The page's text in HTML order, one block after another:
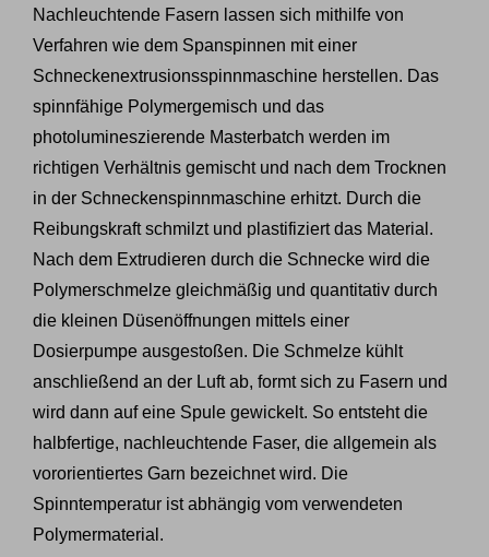
Nachleuchtende Fasern lassen sich mithilfe von
Verfahren wie dem Spanspinnen mit einer
Schneckenextrusionsspinnmaschine herstellen. Das
spinnfähige Polymergemisch und das
photolumineszierende Masterbatch werden im
richtigen Verhältnis gemischt und nach dem Trocknen
in der Schneckenspinnmaschine erhitzt. Durch die
Reibungskraft schmilzt und plastifiziert das Material.
Nach dem Extrudieren durch die Schnecke wird die
Polymerschmelze gleichmäßig und quantitativ durch
die kleinen Düsenöffnungen mittels einer
Dosierpumpe ausgestoßen. Die Schmelze kühlt
anschließend an der Luft ab, formt sich zu Fasern und
wird dann auf eine Spule gewickelt. So entsteht die
halbfertige, nachleuchtende Faser, die allgemein als
vororientiertes Garn bezeichnet wird. Die
Spinntemperatur ist abhängig vom verwendeten
Polymermaterial.